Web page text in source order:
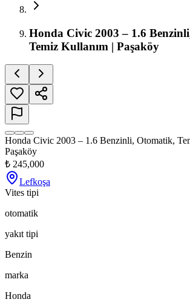
Honda Civic 2003 – 1.6
Temiz Kullanım | Paşaköy
Honda Civic 2003 – 1.6 Benzinli, Otomatik,
Paşaköy
₺ 245,000
Lefkoşa
Vites tipi
otomatik
yakıt tipi
Benzin
marka
Honda